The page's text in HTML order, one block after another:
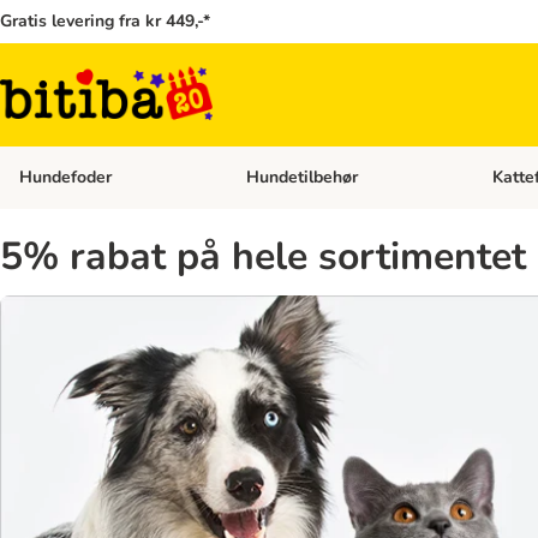
Gratis levering fra kr 449,-*
Hundefoder Åben kategori menu: Hundefoder
Hundetilbehør Åben
5% rabat på hele sortimentet